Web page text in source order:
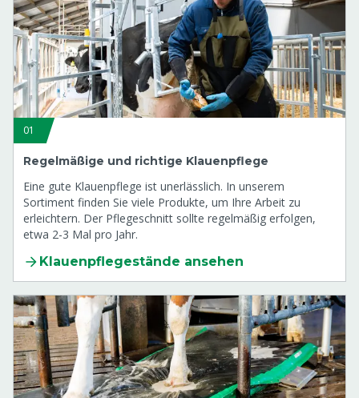
01
Regelmäßige und richtige Klauenpflege
Eine gute Klauenpflege ist unerlässlich. In unserem
Sortiment finden Sie viele Produkte, um Ihre Arbeit zu
erleichtern. Der Pflegeschnitt sollte regelmäßig erfolgen,
etwa 2-3 Mal pro Jahr.
Klauenpflegestände ansehen